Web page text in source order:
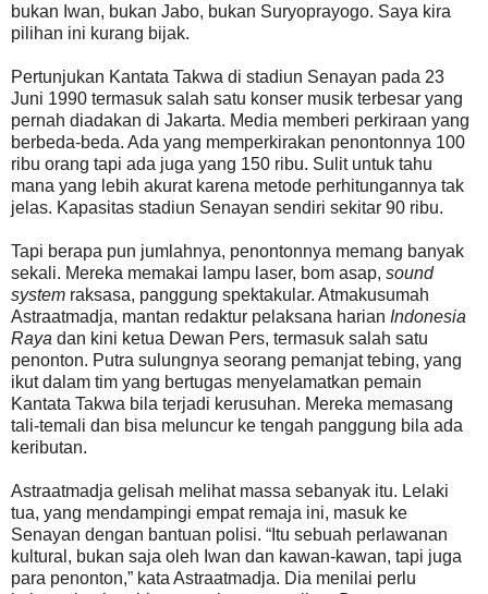
bukan Iwan, bukan Jabo, bukan Suryoprayogo. Saya kira
pilihan ini kurang bijak.
Pertunjukan Kantata Takwa di stadiun Senayan pada 23
Juni 1990 termasuk salah satu konser musik terbesar yang
pernah diadakan di Jakarta. Media memberi perkiraan yang
berbeda-beda. Ada yang memperkirakan penontonnya 100
ribu orang tapi ada juga yang 150 ribu. Sulit untuk tahu
mana yang lebih akurat karena metode perhitungannya tak
jelas. Kapasitas stadiun Senayan sendiri sekitar 90 ribu.
Tapi berapa pun jumlahnya, penontonnya memang banyak
sekali. Mereka memakai lampu laser, bom asap, sound
system raksasa, panggung spektakular. Atmakusumah
Astraatmadja, mantan redaktur pelaksana harian Indonesia
Raya dan kini ketua Dewan Pers, termasuk salah satu
penonton. Putra sulungnya seorang pemanjat tebing, yang
ikut dalam tim yang bertugas menyelamatkan pemain
Kantata Takwa bila terjadi kerusuhan. Mereka memasang
tali-temali dan bisa meluncur ke tengah panggung bila ada
keributan.
Astraatmadja gelisah melihat massa sebanyak itu. Lelaki
tua, yang mendampingi empat remaja ini, masuk ke
Senayan dengan bantuan polisi. “Itu sebuah perlawanan
kultural, bukan saja oleh Iwan dan kawan-kawan, tapi juga
para penonton,” kata Astraatmadja. Dia menilai perlu